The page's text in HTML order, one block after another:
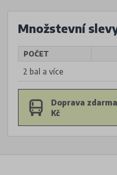
Množstevní
POČET
2 bal a více
Doprava
Kč